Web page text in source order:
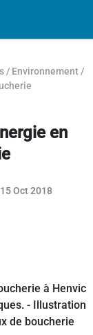
/ Environnement /
en
Oct 2018